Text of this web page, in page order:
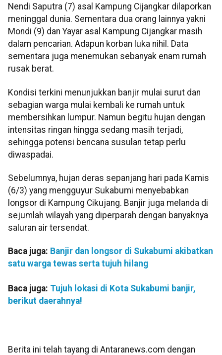
Nendi Saputra (7) asal Kampung Cijangkar dilaporkan
meninggal dunia. Sementara dua orang lainnya yakni
Mondi (9) dan Yayar asal Kampung Cijangkar masih
dalam pencarian. Adapun korban luka nihil. Data
sementara juga menemukan sebanyak enam rumah
rusak berat.
Kondisi terkini menunjukkan banjir mulai surut dan
sebagian warga mulai kembali ke rumah untuk
membersihkan lumpur. Namun begitu hujan dengan
intensitas ringan hingga sedang masih terjadi,
sehingga potensi bencana susulan tetap perlu
diwaspadai.
Sebelumnya, hujan deras sepanjang hari pada Kamis
(6/3) yang mengguyur Sukabumi menyebabkan
longsor di Kampung Cikujang. Banjir juga melanda di
sejumlah wilayah yang diperparah dengan banyaknya
saluran air tersendat.
Baca juga: Banjir dan longsor di Sukabumi akibatkan
satu warga tewas serta tujuh hilang
Baca juga: Tujuh lokasi di Kota Sukabumi banjir,
berikut daerahnya!
Berita ini telah tayang di Antaranews.com dengan